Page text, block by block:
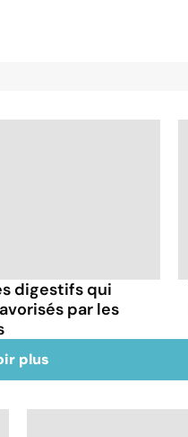
digestifs qui
par les
plus